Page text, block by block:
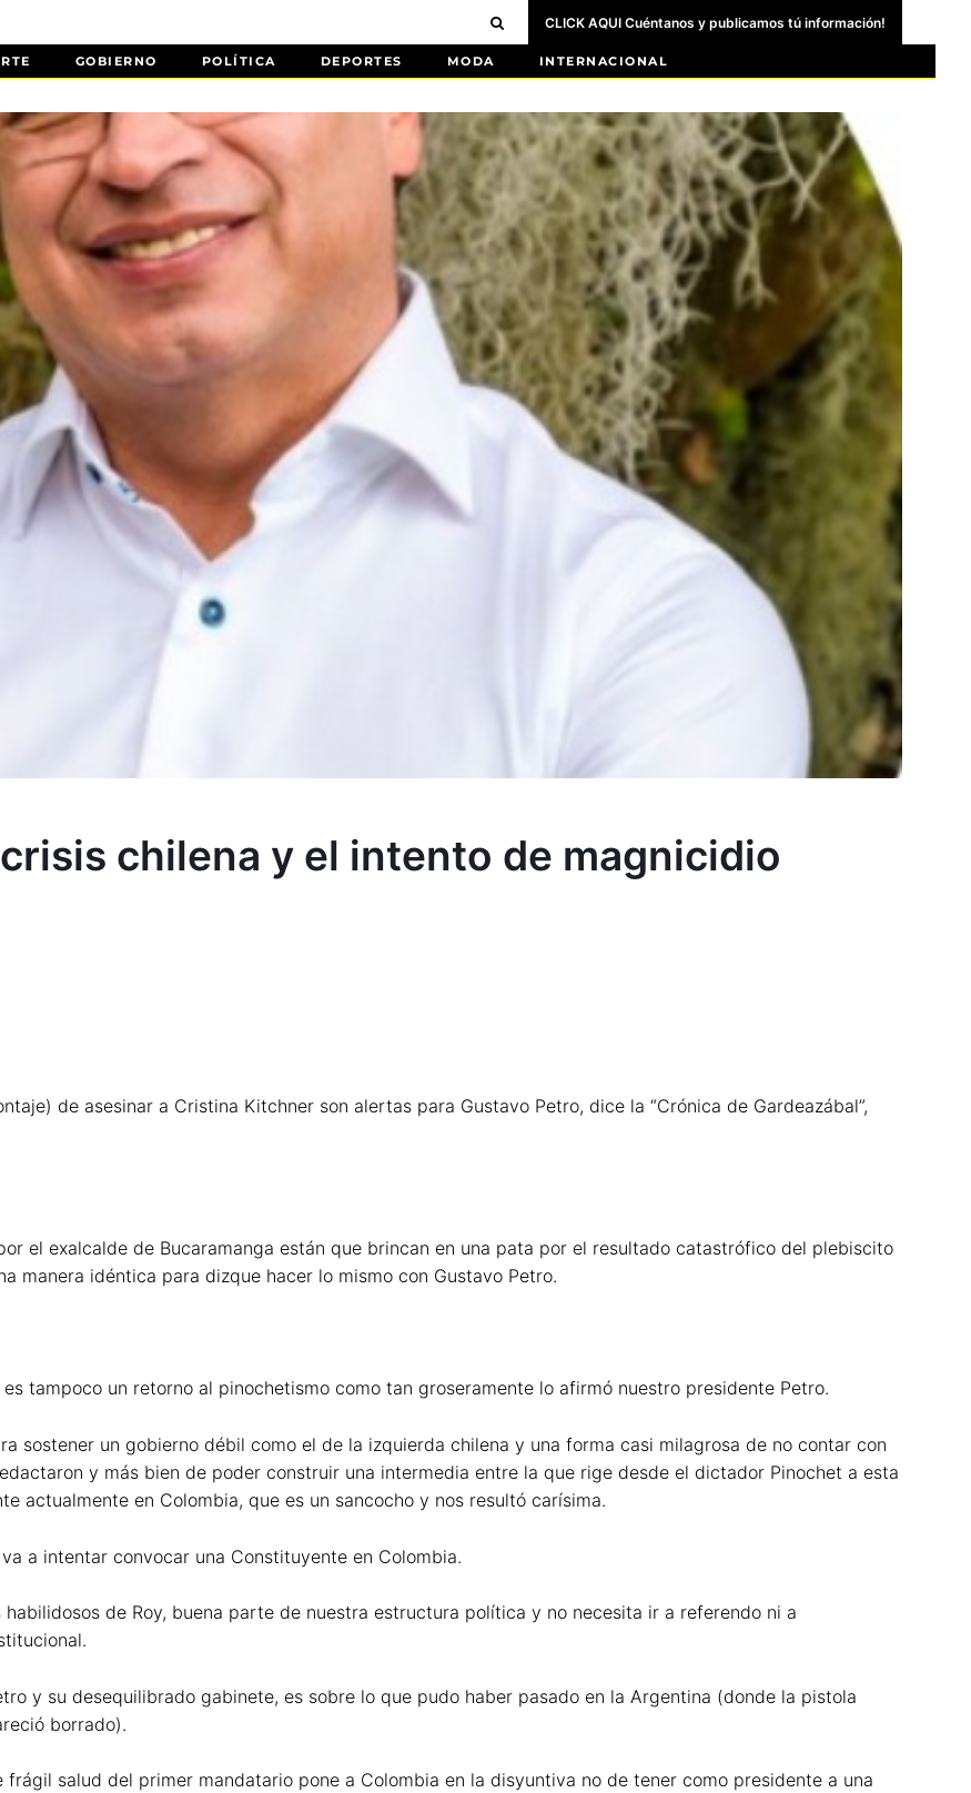
CLICK AQUI Cuéntanos y publicamos tú información!
GOBIERNO POLÍTICA DEPORTES MODA INTERNACIONAL
chilena y el intento de magnicidio
de asesinar a Cristina Kitchner son alertas para Gustavo Petro, dice la “Crónica de Gardeazábal”,
el exalcalde de Bucaramanga están que brincan en una pata por el resultado catastrófico del plebiscito
manera idéntica para dizque hacer lo mismo con Gustavo Petro.
tampoco un retorno al pinochetismo como tan groseramente lo afirmó nuestro presidente Petro.
sostener un gobierno débil como el de la izquierda chilena y una forma casi milagrosa de no contar con
y más bien de poder construir una intermedia entre la que rige desde el dictador Pinochet a esta
actualmente en Colombia, que es un sancocho y nos resultó carísima.
a intentar convocar una Constituyente en Colombia.
de Roy, buena parte de nuestra estructura política y no necesita ir a referendo ni a
y su desequilibrado gabinete, es sobre lo que pudo haber pasado en la Argentina (donde la pistola
borrado).
salud del primer mandatario pone a Colombia en la disyuntiva no de tener como presidente a una